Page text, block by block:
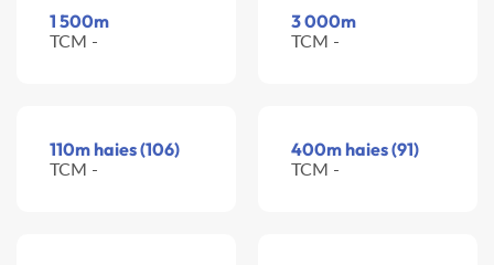
1 500m
TCM -
3 000m
TCM -
110m haies (106)
TCM -
400m haies (91)
TCM -